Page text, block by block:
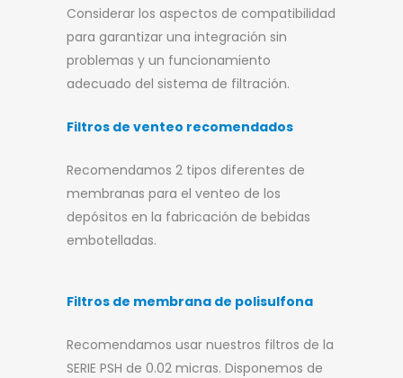
Considerar los aspectos de compatibilidad
para garantizar una integración sin
problemas y un funcionamiento
adecuado del sistema de filtración.
Filtros de venteo recomendados
Recomendamos 2 tipos diferentes de
membranas para el venteo de los
depósitos en la fabricación de bebidas
embotelladas.
Filtros de membrana de polisulfona
Recomendamos usar nuestros filtros de la
SERIE PSH de 0.02 micras. Disponemos de